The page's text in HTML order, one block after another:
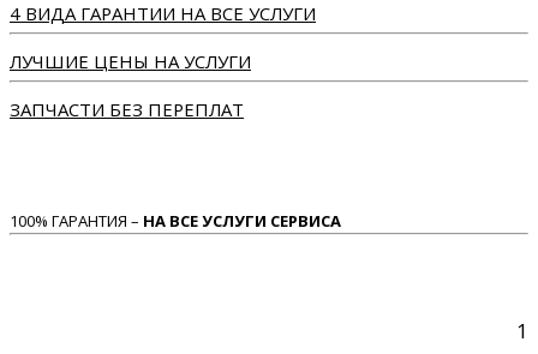
4 ВИДА ГАРАНТИИ НА ВСЕ УСЛУГИ
ЛУЧШИЕ ЦЕНЫ НА УСЛУГИ
ЗАПЧАСТИ БЕЗ ПЕРЕПЛАТ
100% ГАРАНТИЯ – НА ВСЕ УСЛУГИ СЕРВИСА
1